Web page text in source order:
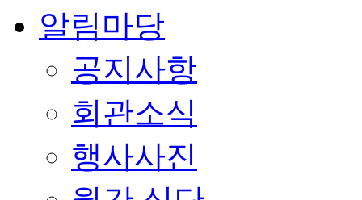
알림마당
공지사항
회관소식
행사사진